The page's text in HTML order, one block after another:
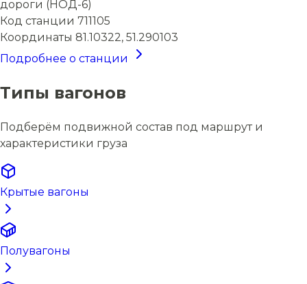
дороги (НОД-6)
Код станции 711105
Координаты 81.10322, 51.290103
Подробнее о станции
Типы вагонов
Подберём подвижной состав под маршрут и
характеристики груза
Крытые вагоны
Полувагоны